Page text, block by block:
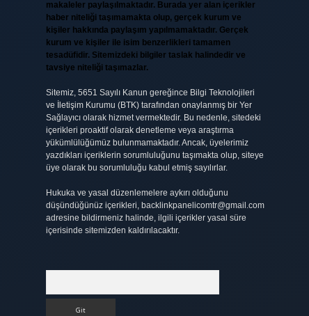
makaleler paylaşılmaktadır. Burada yer alan içerikler
haber niteliği taşımamakta olup, gerçek kurum ve
kişiler hakkında paylaşım yapılmamaktadır. Gerçek
kurum ve kişiler ile isim benzerlikleri tamamen
tesadüfidir. Sitemizdeki bilgiler taslak halindedir ve
tavsiye niteliği taşımazlar.
Sitemiz, 5651 Sayılı Kanun gereğince Bilgi Teknolojileri
ve İletişim Kurumu (BTK) tarafından onaylanmış bir Yer
Sağlayıcı olarak hizmet vermektedir. Bu nedenle, sitedeki
içerikleri proaktif olarak denetleme veya araştırma
yükümlülüğümüz bulunmamaktadır. Ancak, üyelerimiz
yazdıkları içeriklerin sorumluluğunu taşımakta olup, siteye
üye olarak bu sorumluluğu kabul etmiş sayılırlar.
Hukuka ve yasal düzenlemelere aykırı olduğunu
düşündüğünüz içerikleri, backlinkpanelicomtr@gmail.com
adresine bildirmeniz halinde, ilgili içerikler yasal süre
içerisinde sitemizden kaldırılacaktır.